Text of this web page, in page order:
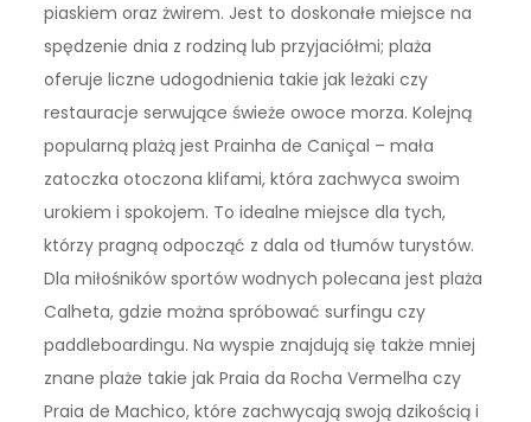
piaskiem oraz żwirem. Jest to doskonałe miejsce na
spędzenie dnia z rodziną lub przyjaciółmi; plaża
oferuje liczne udogodnienia takie jak leżaki czy
restauracje serwujące świeże owoce morza. Kolejną
popularną plażą jest Prainha de Caniçal – mała
zatoczka otoczona klifami, która zachwyca swoim
urokiem i spokojem. To idealne miejsce dla tych,
którzy pragną odpocząć z dala od tłumów turystów.
Dla miłośników sportów wodnych polecana jest plaża
Calheta, gdzie można spróbować surfingu czy
paddleboardingu. Na wyspie znajdują się także mniej
znane plaże takie jak Praia da Rocha Vermelha czy
Praia de Machico, które zachwycają swoją dzikością i